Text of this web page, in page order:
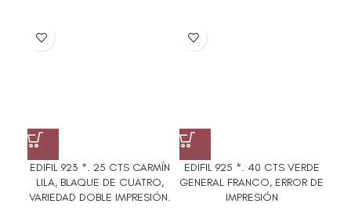
EDIFIL 923 *. 25 CTS CARMÍN
LILA, BLAQUE DE CUATRO,
VARIEDAD DOBLE IMPRESIÓN.
EDIFIL 925 *. 40 CTS VERDE
GENERAL FRANCO, ERROR DE
IMPRESIÓN